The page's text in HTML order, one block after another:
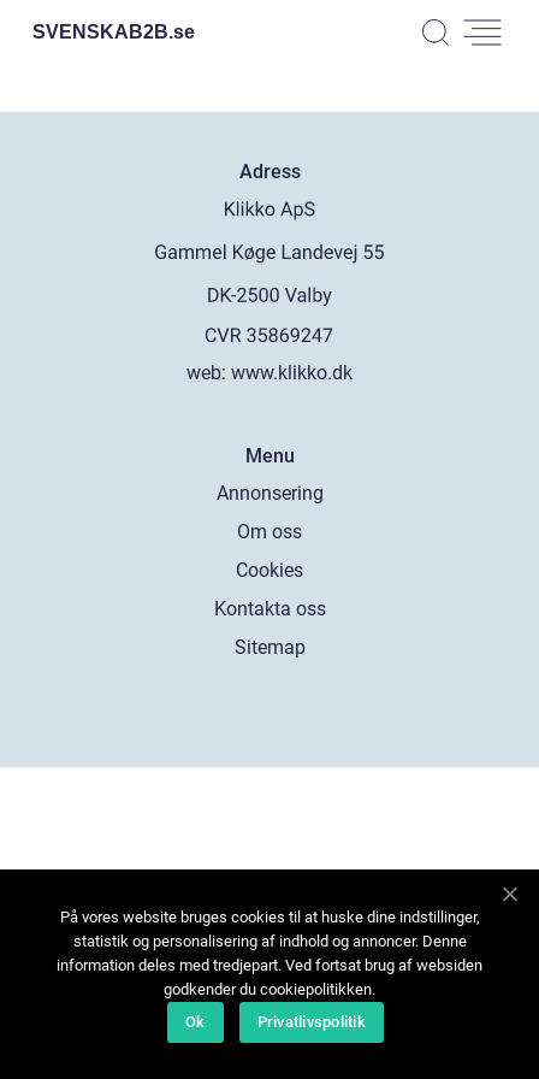
SVENSKAB2B.se
Adress
web: www.klikko.dk
Menu
Annonsering
Om oss
Cookies
Kontakta oss
Sitemap
På vores website bruges cookies til at huske dine indstillinger,
statistik og personalisering af indhold og annoncer. Denne
information deles med tredjepart. Ved fortsat brug af websiden
godkender du cookiepolitikken.
Ok
Privatlivspolitik